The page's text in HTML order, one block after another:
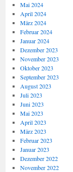
Mai 2024
April 2024
März 2024
Februar 2024
Januar 2024
Dezember 2023
November 2023
Oktober 2023
September 2023
August 2023
Juli 2023
Juni 2023
Mai 2023
April 2023
März 2023
Februar 2023
Januar 2023
Dezember 2022
November 2022